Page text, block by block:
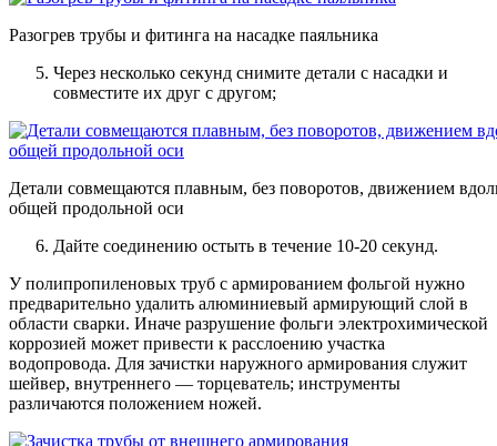
Разогрев трубы и фитинга на насадке паяльника
Через несколько секунд снимите детали с насадки и
совместите их друг с другом;
Детали совмещаются плавным, без поворотов, движением
общей продольной оси
Дайте соединению остыть в течение 10-20 секунд.
У полипропиленовых труб с армированием фольгой нужно
предварительно удалить алюминиевый армирующий слой в
области сварки. Иначе разрушение фольги электрохимической
коррозией может привести к расслоению участка
водопровода. Для зачистки наружного армирования служит
шейвер, внутреннего — торцеватель; инструменты
различаются положением ножей.